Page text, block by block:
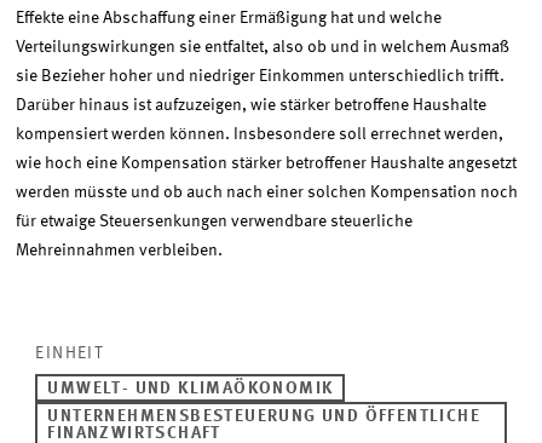
Effekte eine Abschaffung einer Ermäßigung hat und welche
Verteilungswirkungen sie entfaltet, also ob und in welchem Ausmaß
sie Bezieher hoher und niedriger Einkommen unterschiedlich trifft.
Darüber hinaus ist aufzuzeigen, wie stärker betroffene Haushalte
kompensiert werden können. Insbesondere soll errechnet werden,
wie hoch eine Kompensation stärker betroffener Haushalte angesetzt
werden müsste und ob auch nach einer solchen Kompensation noch
für etwaige Steuersenkungen verwendbare steuerliche
Mehreinnahmen verbleiben.
EINHEIT
UMWELT- UND KLIMAÖKONOMIK
UNTERNEHMENSBESTEUERUNG UND ÖFFENTLICHE
FINANZWIRTSCHAFT